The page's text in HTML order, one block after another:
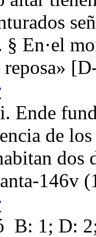
§ En·el
reposa»
Ende
de
dos
146v
B: 1; D: